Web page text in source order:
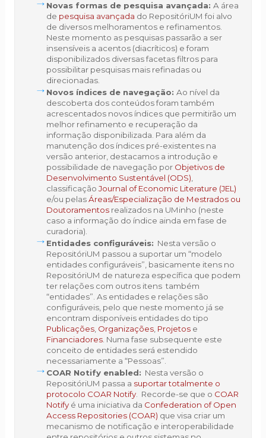
Novas formas de pesquisa avançada: A área
de pesquisa avançada do RepositóriUM foi alvo
de diversos melhoramentos e refinamentos.
Neste momento as pesquisas passarão a ser
insensíveis a acentos (diacríticos) e foram
disponibilizados diversas facetas filtros para
possibilitar pesquisas mais refinadas ou
direcionadas.
Novos índices de navegação: Ao nível da
descoberta dos conteúdos foram também
acrescentados novos índices que permitirão um
melhor refinamento e recuperação da
informação disponibilizada. Para além da
manutenção dos índices pré-existentes na
versão anterior, destacamos a introdução e
possibilidade de navegação por Objetivos de
Desenvolvimento Sustentável (ODS),
classificação Journal of Economic Literature (JEL)
e/ou pelasÁreas/Especialização de Mestrados ou
Doutoramentosrealizados na UMinho (neste
caso a informação do índice ainda em fase de
curadoria).
Entidades configuráveis: Nesta versão o
RepositóriUM passou a suportar um “modelo
entidades configuráveis”, basicamente itens no
RepositóriUM de natureza específica que podem
ter relações com outros itens também
“entidades”. As entidades e relações são
configuráveis, pelo que neste momento já se
encontram disponíveis entidades do tipo
Publicações, Organizações, Projetose
Financiadores. Numa fase subsequente este
conceito de entidades será estendido
necessariamente a “Pessoas”.
COAR Notify enabled: Nesta versão o
RepositóriUM passa a suportar totalmente o
protocolo COAR Notify. Recorde-se que o COAR
Notifyé uma iniciativa da Confederation of Open
Access Repositories (COAR) que visa criar um
mecanismo de notificação e interoperabilidade